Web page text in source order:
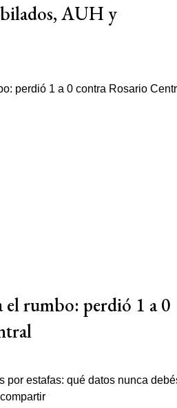
AUH y
rumbo: perdió 1 a 0